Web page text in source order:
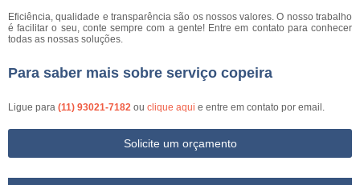
Eficiência, qualidade e transparência são os nossos valores. O nosso trabalho
é facilitar o seu, conte sempre com a gente! Entre em contato para conhecer
todas as nossas soluções.
Para saber mais sobre serviço copeira
Ligue para (11) 93021-7182 ou clique aqui e entre em contato por email.
Solicite um orçamento